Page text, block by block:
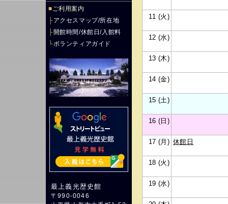
■ご利用案内
├アクセスマップ/所在地
├開館時間/休館日/入館料
└ボランティアガイド
最上義光歴史館
〒990-0046
11 (火)
12 (水)
13 (木)
14 (金)
15 (土)
16 (日)
17 (月) 休館日
18 (火)
19 (水)